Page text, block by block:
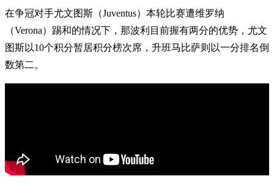
在争冠对手尤文图斯（Juventus）本轮比赛遭维罗纳
（Verona）踢和的情况下，那波利目前握有两分的优势，尤文
图斯以10个积分暂居积分榜次席，升班马比萨则以一分排名倒
数第二。